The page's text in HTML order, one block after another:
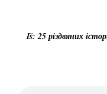
Iš: 25 різдвяних